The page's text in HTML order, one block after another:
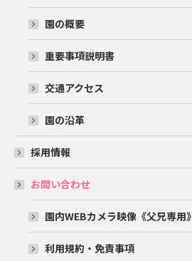
園の概要
重要事項説明書
交通アクセス
園の沿革
採用情報
お問い合わせ
園内WEBカメラ映像《父兄専用》
利用規約・免責事項